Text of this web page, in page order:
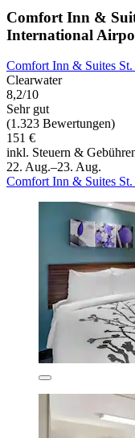
Comfort Inn &
International
Comfort Inn & Suites
Clearwater
8,2/10
Sehr gut
(1.323 Bewertungen)
151 €
inkl. Steuern &
22. Aug.–23. Aug.
Comfort Inn & Suites